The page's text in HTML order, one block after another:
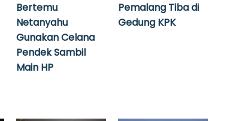
Bertemu
Netanyahu
Gunakan Celana
Pendek Sambil
Main HP
Pemalang Tiba di
Gedung KPK